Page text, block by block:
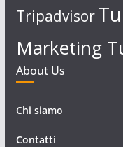
Tripadvisor
Marketing
About Us
Chi siamo
Contatti